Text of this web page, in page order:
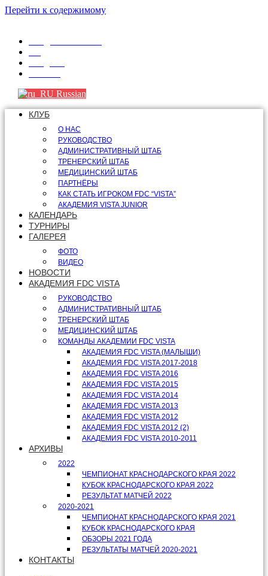
Перейти к содержимому
Russian
КЛУБ
О НАС
РУКОВОДСТВО
АДМИНИСТРАТИВНЫЙ ШТАБ
ТРЕНЕРСКИЙ ШТАБ
МЕДИЦИНСКИЙ ШТАБ
ПАРТНЁРЫ
КАК СТАТЬ ИГРОКОМ FDC “VISTA”
АКАДЕМИЯ VISTA JUNIOR
КАЛЕНДАРЬ
ТУРНИРЫ
ГАЛЕРЕЯ
ФОТО
ВИДЕО
НОВОСТИ
АКАДЕМИЯ FDC VISTA
РУКОВОДСТВО
АДМИНИСТРАТИВНЫЙ ШТАБ
ТРЕНЕРСКИЙ ШТАБ
МЕДИЦИНСКИЙ ШТАБ
КОМАНДЫ АКАДЕМИИ FDC VISTA
АКАДЕМИЯ FDC VISTA (МАЛЫШИ)
АКАДЕМИЯ FDC VISTA 2017-2018
АКАДЕМИЯ FDC VISTA 2016
АКАДЕМИЯ FDC VISTA 2015
АКАДЕМИЯ FDC VISTA 2014
АКАДЕМИЯ FDC VISTA 2013
АКАДЕМИЯ FDC VISTA 2012
АКАДЕМИЯ FDC VISTA 2012 (2)
АКАДЕМИЯ FDC VISTA 2010-2011
АРХИВЫ
2022
ЧЕМПИОНАТ КРАСНОДАРСКОГО КРАЯ 2022
КУБОК КРАСНОДАРСКОГО КРАЯ 2022
РЕЗУЛЬТАТ МАТЧЕЙ 2022
2020-2021
ЧЕМПИОНАТ КРАСНОДАРСКОГО КРАЯ 2021
КУБОК КРАСНОДАРСКОГО КРАЯ
ОБЗОРЫ 2021 ГОДА
РЕЗУЛЬТАТЫ МАТЧЕЙ 2020-2021
КОНТАКТЫ